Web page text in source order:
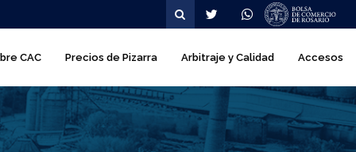
CAC Precios de Pizarra Arbitraje y Calidad Accesos